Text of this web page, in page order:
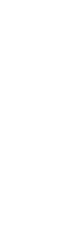
:
sont